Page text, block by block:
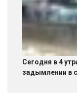
Сегодня в 4
задымлении в